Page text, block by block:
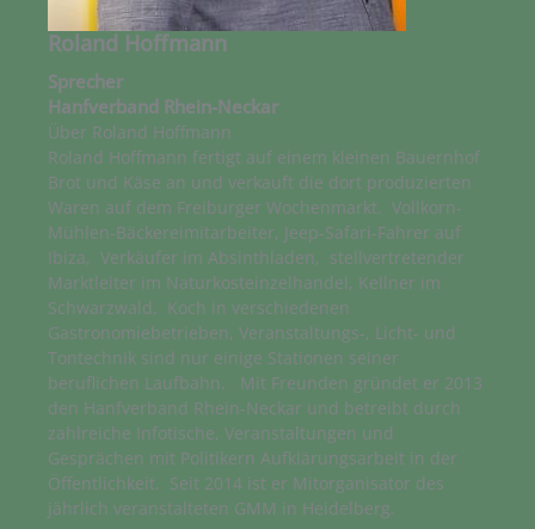
Roland Hoffmann
Sprecher
Hanfverband Rhein-Neckar
Über Roland Hoffmann
Roland Hoffmann fertigt auf einem kleinen Bauernhof
Brot und Käse an und verkauft die dort produzierten
Waren auf dem Freiburger Wochenmarkt. Vollkorn-
Mühlen-Bäckereimitarbeiter, Jeep-Safari-Fahrer auf
Ibiza, Verkäufer im Absinthladen, stellvertretender
Marktleiter im Naturkosteinzelhandel, Kellner im
Schwarzwald, Koch in verschiedenen
Gastronomiebetrieben, Veranstaltungs-, Licht- und
Tontechnik sind nur einige Stationen seiner
beruflichen Laufbahn. Mit Freunden gründet er 2013
den Hanfverband Rhein-Neckar und betreibt durch
zahlreiche Infotische, Veranstaltungen und
Gesprächen mit Politikern Aufklärungsarbeit in der
Öffentlichkeit. Seit 2014 ist er Mitorganisator des
jährlich veranstalteten GMM in Heidelberg.